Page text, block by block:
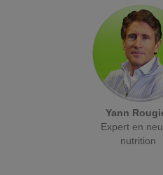
Yann
Expert en
nutrition